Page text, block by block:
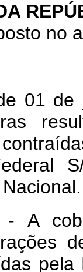
no
01 de
- A